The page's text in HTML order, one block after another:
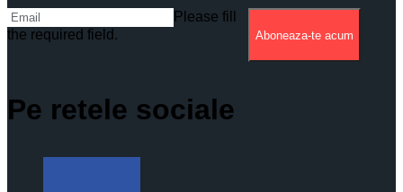
Please fill
the required field.
Aboneaza-te acum
Pe retele sociale